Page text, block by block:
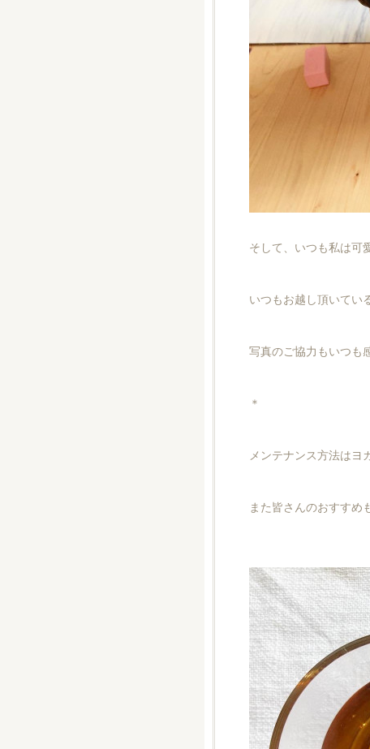
そして、いつも私は
いつもお越し頂いてい
写真のご協力もいつも
＊
メンテナンス方法は
また皆さんのおすすめ